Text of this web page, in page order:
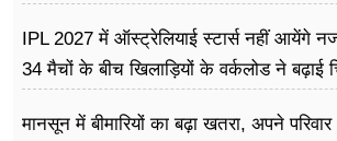
IPL 2027 में ऑस्ट्रेलियाई स्टार्स नहीं आयेंगे
34 मैचों के बीच खिलाड़ियों के वर्कलोड ने बढ़ाई
मानसून में बीमारियों का बढ़ा खतरा, अपने